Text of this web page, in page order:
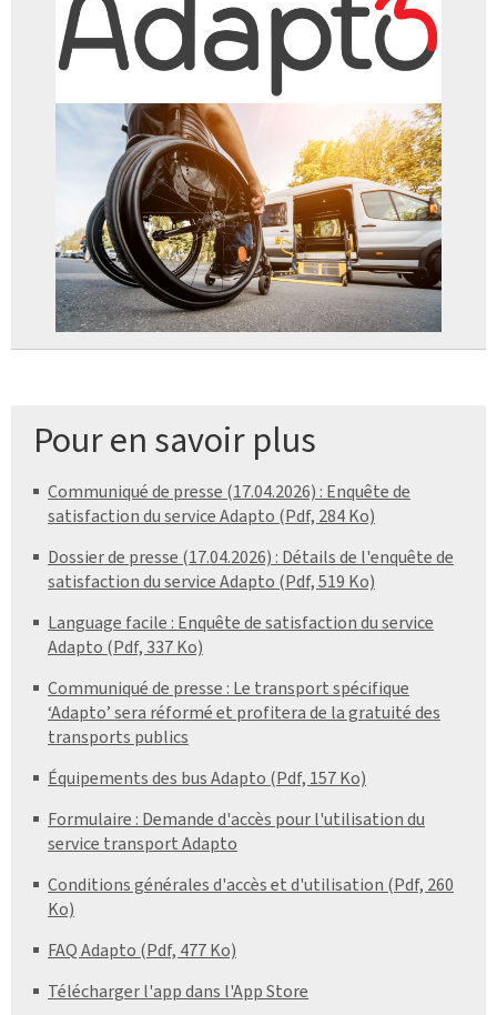
Pour en savoir plus
Communiqué de presse (17.04.2026) : Enquête de
satisfaction du service Adapto (Pdf, 284 Ko)
Dossier de presse (17.04.2026) : Détails de l'enquête de
satisfaction du service Adapto (Pdf, 519 Ko)
Language facile : Enquête de satisfaction du service
Adapto (Pdf, 337 Ko)
Communiqué de presse : Le transport spécifique
‘Adapto’ sera réformé et profitera de la gratuité des
transports publics
Équipements des bus Adapto (Pdf, 157 Ko)
Formulaire : Demande d'accès pour l'utilisation du
service transport Adapto
Conditions générales d'accès et d'utilisation (Pdf, 260
Ko)
FAQ Adapto (Pdf, 477 Ko)
Télécharger l'app dans l'App Store